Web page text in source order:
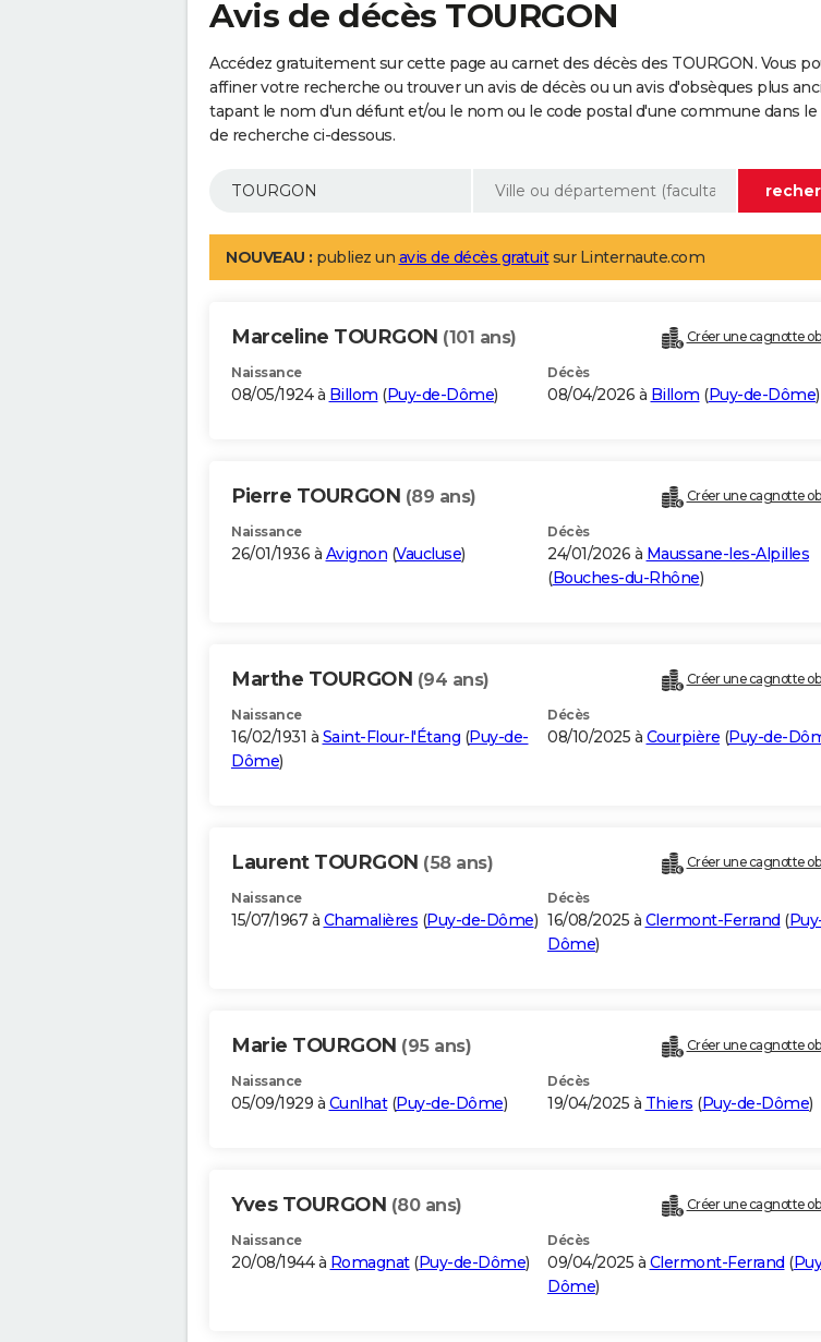
Avis de décès TOURGON
Accédez gratuitement sur cette page au carnet des décès des TOURGON. Vous
affiner votre recherche ou trouver un avis de décès ou un avis d'obsèques plus
tapant le nom d'un défunt et/ou le nom ou le code postal d'une commune dans
de recherche ci-dessous.
NOUVEAU : publiez un avis de décès gratuitsur Linternaute.com
Marceline TOURGON (101 ans) Créer une cagnotte
Naissance
08/05/1924 à Billom (Puy-de-Dôme)
Décès
08/04/2026 à Billom (Puy-de-Dôme)
Pierre TOURGON (89 ans) Créer une cagnotte
Naissance
26/01/1936 à Avignon (Vaucluse)
Décès
24/01/2026 à Maussane-les-Alpilles
(Bouches-du-Rhône)
Marthe TOURGON (94 ans) Créer une cagnotte
Naissance
16/02/1931 à Saint-Flour-l'Étang (Puy-de-
Dôme)
Décès
08/10/2025 à Courpière (Puy-de-
Laurent TOURGON (58 ans) Créer une cagnotte
Naissance
15/07/1967 à Chamalières (Puy-de-Dôme)
Décès
16/08/2025 à Clermont-Ferrand (
Dôme)
Marie TOURGON (95 ans) Créer une cagnotte
Naissance
05/09/1929 à Cunlhat(Puy-de-Dôme)
Décès
19/04/2025 à Thiers (Puy-de-Dôme)
Yves TOURGON (80 ans) Créer une cagnotte
Naissance
20/08/1944 à Romagnat(Puy-de-Dôme)
Décès
09/04/2025 à Clermont-Ferrand (
Dôme)